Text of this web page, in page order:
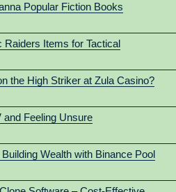
Popular Fiction Books
Raiders Items for Tactical
the High Striker at Zula Casino?
Feeling Unsure
Wealth with Binance Pool